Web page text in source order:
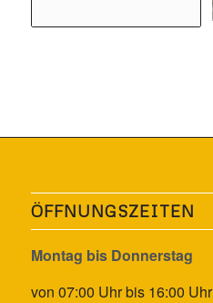
ÖFFNUNGSZEITEN
Montag bis Donnerstag
von 07:00 Uhr bis 16:00 Uhr